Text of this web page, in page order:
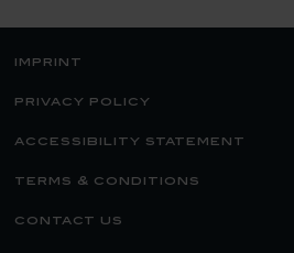
imprint
privacy policy
accessibility statement
terms & conditions
contact us